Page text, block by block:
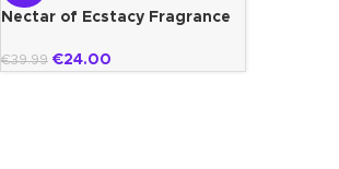
Nectar of Ecstacy Fragrance
€39.99 €24.00